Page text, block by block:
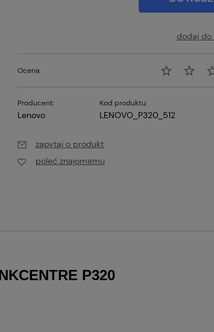
dodaj do
Ocena:
Producent:
Lenovo
Kod produktu:
LENOVO_P320_512
zapytaj o produkt
poleć znajomemu
P320